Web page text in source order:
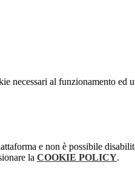
necessari al funzionamento ed
e non è possibile
la COOKIE POLICY.